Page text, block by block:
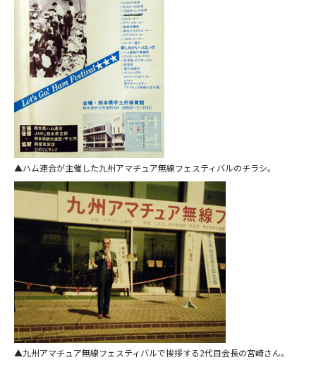
ハム連合が主催した九州アマチュア無線フェスティバルのチラシ。
九州アマチュア無線フェスティバルで挨拶する2代目会長の宮崎さん。